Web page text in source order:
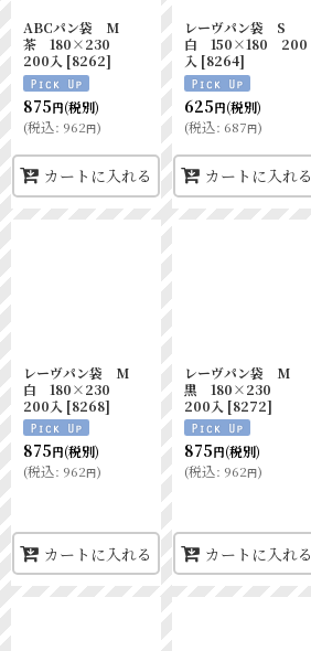
ABCパン袋 M
茶 180×230
200入 [8262]
875円(税別)
(税込: 962円)
カートに入れる
レーヴパン袋 S
白 150×180 200
入 [8264]
625円(税別)
(税込: 687円)
カートに入れる
レーヴパン袋 M
白 180×230
200入 [8268]
875円(税別)
(税込: 962円)
カートに入れる
レーヴパン袋 M
黒 180×230
200入 [8272]
875円(税別)
(税込: 962円)
カートに入れる